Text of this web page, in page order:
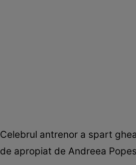
Celebrul antrenor a spart
de apropiat de Andreea